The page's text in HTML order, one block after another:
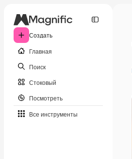
Создать
Главная
Поиск
Стоковый
Посмотреть
Все инструменты